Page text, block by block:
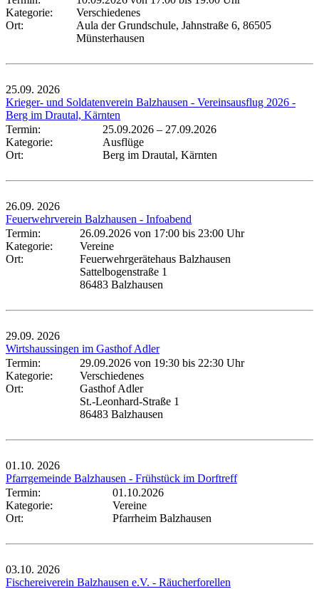
Kategorie:
Verschiedenes
Ort:
Aula der Grundschule, Jahnstraße 6, 86505
Münsterhausen
25.09. 2026
Krieger- und Soldatenverein Balzhausen - Vereinsausflug 2026 -
Berg im Drautal, Kärnten
Termin:
25.09.2026 – 27.09.2026
Kategorie:
Ausflüge
Ort:
Berg im Drautal, Kärnten
26.09. 2026
Feuerwehrverein Balzhausen - Infoabend
Termin:
26.09.2026 von 17:00 bis 23:00 Uhr
Kategorie:
Vereine
Ort:
Feuerwehrgerätehaus Balzhausen
Sattelbogenstraße 1
86483 Balzhausen
29.09. 2026
Wirtshaussingen im Gasthof Adler
Termin:
29.09.2026 von 19:30 bis 22:30 Uhr
Kategorie:
Verschiedenes
Ort:
Gasthof Adler
St.-Leonhard-Straße 1
86483 Balzhausen
01.10. 2026
Pfarrgemeinde Balzhausen - Frühstück im Dorftreff
Termin:
01.10.2026
Kategorie:
Vereine
Ort:
Pfarrheim Balzhausen
03.10. 2026
Fischereiverein Balzhausen e.V. - Räucherforellen